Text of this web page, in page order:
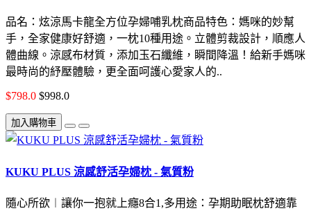
品名：炫涼馬卡龍全方位孕婦哺乳枕商品特色：媽咪的妙幫
手，全家健康好舒適，一枕10種用途。立體剪裁設計，順應人
體曲線。涼感布材質，添加玉石纖維，瞬間降溫！給新手媽咪
最時尚的紓壓體驗，更全面呵護心愛家人的..
$798.0 $998.0
加入購物車
KUKU PLUS 涼感舒活孕婦枕 - 氣質粉
隨心所欲︱讓你一抱就上癮8合1,多用途：孕期助眠枕舒適靠